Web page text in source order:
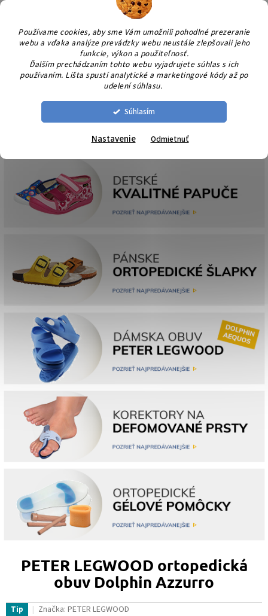
Používame cookies, aby sme Vám umožnili pohodlné prezeranie
webu a vďaka analýze prevádzky webu neustále zlepšovali jeho
funkcie, výkon a použiteľnosť.
Ďalším prechádzaním tohto webu vyjadrujete súhlas s ich
používaním. Lišta spustí analytické a marketingové kódy až po
udelení súhlasu.
Súhlasím
Nastavenie Odmietnuť
Prejsť
obsah
PETER LEGWOOD ortopedická
obuv Dolphin Azzurro
Tip Značka: PETER LEGWOOD